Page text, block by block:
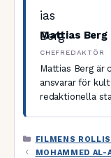
Mattias Berg
CHEFREDAKTÖR
Mattias Berg är
ansvarar för
redaktionella
KATEGORIER
FILMENS
MOHAMMED AL-